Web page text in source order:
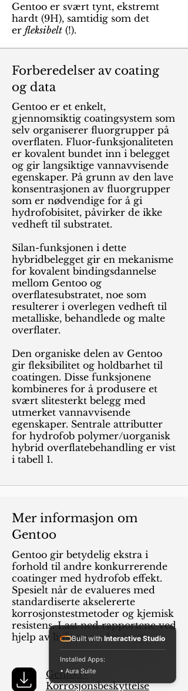
Gentoo er svært tynt, ekstremt
hardt (9H), samtidig som det
er fleksibelt (!).
Forberedelser av coating
og data
Gentoo er et enkelt,
gjennomsiktig coatingsystem som
selv organiserer fluorgrupper på
overflaten. Fluor-funksjonaliteten
er kovalent bundet inn i belegget
og gir langsiktige vannavvisende
egenskaper. På grunn av den lave
konsentrasjonen av fluorgrupper
som er nødvendige for å gi
hydrofobisitet, påvirker de ikke
vedheft til substratet.
Silan-funksjonen i dette
hybridbelegget gir en mekanisme
for kovalent bindingsdannelse
mellom Gentoo og
overflatesubstratet, noe som
resulterer i overlegen vedheft til
metalliske, behandlede og malte
overflater.
Den organiske delen av Gentoo
gir fleksibilitet og holdbarhet til
coatingen. Disse funksjonene
kombineres for å produsere et
svært slitesterkt belegg med
utmerket vannavvisende
egenskaper. Sentrale attributter
for hydrofob polymer/uorganisk
hybrid overflatebehandling er vist
i tabell 1.
Mer informasjon om
Gentoo
Gentoo gir betydelig ekstra i
forhold til andre konkurrerende
coatinger med hydrofob effekt.
Spesielt når de evalueres med
standardiserte akselererte
korrosjonstestmetoder og kjemisk
resistens. Last ned rapportene ved
hjelp av linkene under (eng).
Gentoo -
Korrosjonsbeskyttelse
Built with Interactive Studio
Installed Apps:
• Aura Suite